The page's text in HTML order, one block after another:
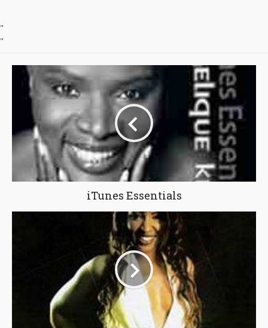
"
"
iTunes Essentials